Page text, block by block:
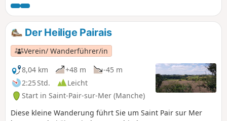
Europas herrschen. Granville ist eine
dynamische Stadt, die von ihrer
touristischen Bekanntheit profitiert.
Dazu trägt auch seine maritime
Ausrichtung bei. Bei diesem
Spaziergang entdecken Sie die hübsche
normannische Korsarenstadt, die auf
ihrem Felsen thront und von
Stadtmauern umgeben ist. Diese Stadt
erinnert an den Charme ihrer
Schwesterstadt Saint-Malo.
Der Heilige Pairais
Verein/ Wanderführer/in
8,04 km
+48 m
-45 m
2:25 Std.
Leicht
Start in Saint-Pair-sur-Mer (Manche)
Diese kleine Wanderung führt Sie um Saint Pair sur Mer